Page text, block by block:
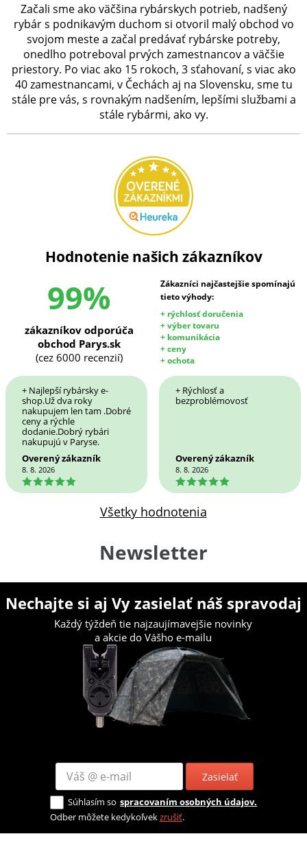
Začali sme ako väčšina rybárskych potrieb, nadšený
rybár s podnikavým duchom si otvoril malý obchod vo
svojom meste a začal predávať rybárske potreby,
onedlho potreboval prvých zamestnancov a väčšie
priestory. Po viac ako 15 rokoch, 3 sťahovaní, s viac ako
40 zamestnancami, v Čechách aj na Slovensku, sme tu
stále pre vás, s rovnakým nadšením, lepšími službami a
stále rybármi, ako vy.
Hodnotenie našich zákazníkov
99%
Zákazníci najčastejšie spomínajú
tieto výhody:
+ rýchlosť doručenia
+ výber tovaru
+ komunikácia
+ ceny
+ ochota
zákazníkov odporúča
obchod Parys.sk
(cez 6000 recenzií)
+ Najlepší rybársky e-
shop.Už dva roky
nakupujem len tam .Dobré
ceny a rýchle
dodanie.Dobrý rybári
nakupujú v Paryse.
Overený zákazník
8. 8. 2026
5
+ Rýchlosť a
bezproblémovosť
Overený zákazník
8. 8. 2026
5
Všetky hodnotenia
Newsletter
Nechajte si aj Vy zasielať náš spravodaj
Každý týždeň tie najzaujímavejšie novinky
a akcie do Vášho e-mailu
Zasielať
Súhlasím so spracovaním osobných údajov.
Odber môžete kedykoľvekzrušiť.